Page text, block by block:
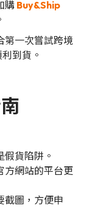
購 Buy&Ship
第一次嘗試跨境
到貨。
假貨陷阱。
方網站的平台更
截圖，方便申